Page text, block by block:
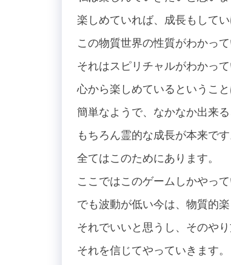
楽しめていれば、成長もしてい
この物質世界の性質がわかっ
それはスピリチャルがわかっ
心から楽しめているというこ
簡単なようで、なかなか出来
もちろん霊的な成長が本来です
全てはこのためにあります。
ここではこのゲームしかやって
でも波動が低い今は、物質的
それでいいと思うし、そのやり
それを信じてやっていきます。